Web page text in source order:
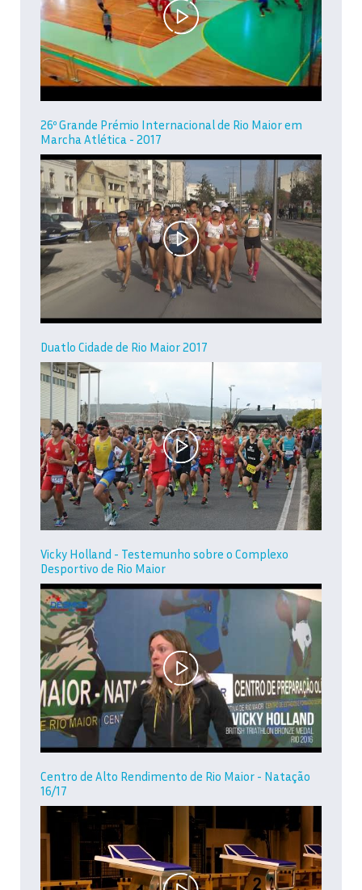
26º Grande Prémio Internacional de Rio Maior em
Marcha Atlética - 2017
Duatlo Cidade de Rio Maior 2017
Vicky Holland - Testemunho sobre o Complexo
Desportivo de Rio Maior
Centro de Alto Rendimento de Rio Maior - Natação
16/17